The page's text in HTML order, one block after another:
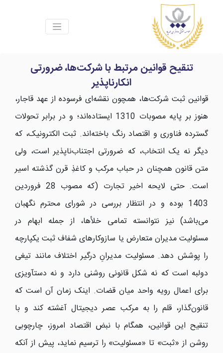
تنقیح قوانین مرتبط با شرکت‌ها، ضرورتی
انکارناپذیر
قوانین ثبت شرکت‌ها، همچون نقشه‌ای فرسوده از عهد قاجار،
هنوز بر پایه مصوبات 1310 ایستاده‌اند؛ و در برابر تحولات
گسترده فناوری و اقتصاد رنگ باخته‌اند. ثبت الکترونیک، که
دیگر نه یک انتخاب، که ضرورتی اجتناب‌ناپذیر است، ولی
متن قانون همچنان در حباب مرکب و کاغذِ قرن گذشته اسیر
است. حتی لایحه اخیر تجارت (که مصوب 28 فروردین
1403 بوده و در انتظار بررسی در شورای محترم نگهبان
می‌باشد) نیز نتوانسته تمامی خلأ‌ها، از جمله ابهام در
مسئولیت مدیران متعارض یا سازوکارهای شفاف ثبت یکپارچه
را پوشش دهد. مسئولیت مدیرانِ درگیر اختلاف مانند تیغی
دولبه است که نه شکل قانونی روشنی دارد و نه دستآویزی
برای اعمال رویه واحد میان قضات. اینک زمان آن است که
قانون‌گذار، قلم را به مرکب عصر دیجیتال آغشته کند و با
تنقیح این قوانین، همگام با نبض اقتصاد امروز، چارچوبی
روشن از «ثبت» تا «مسئولیت» را ترسیم نماید، پیش از آنکه